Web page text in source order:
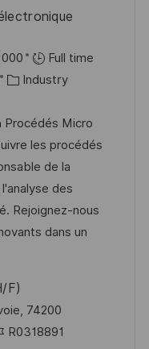
Full time
K
t
e
g
o
r
i
Industry
Procédés Micro
les procédés
de la
des
Rejoignez-nous
dans un
F)
74200
R0318891